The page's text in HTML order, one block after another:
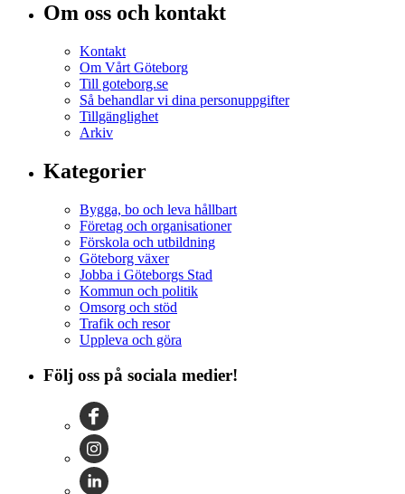
Om oss och kontakt
Kontakt
Om Vårt Göteborg
Till goteborg.se
Så behandlar vi dina personuppgifter
Tillgänglighet
Arkiv
Kategorier
Bygga, bo och leva hållbart
Företag och organisationer
Förskola och utbildning
Göteborg växer
Jobba i Göteborgs Stad
Kommun och politik
Omsorg och stöd
Trafik och resor
Uppleva och göra
Följ oss på sociala medier!